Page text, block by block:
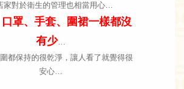
家對於衛生的管理也相當用心…
罩、手套、圍裙一樣都沒
有少…
都保持的很乾淨，讓人看了就覺得很
安心…